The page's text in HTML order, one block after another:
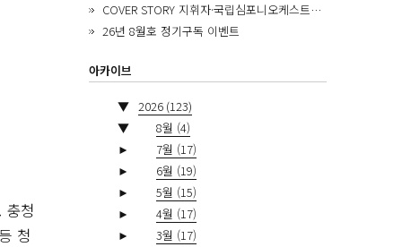
청
청
COVER STORY 지휘자·국립심포니오케스트라 제8대 음악감독 로베르토 아바도
26년 8월호 정기구독 이벤트
아카이브
▼ 2026 (123)
▼
8월 (4)
►
7월 (17)
►
6월 (19)
►
5월 (15)
►
4월 (17)
►
3월 (17)